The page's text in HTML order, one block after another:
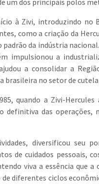
dos principais polos
à Zivi, introduzindo no
como a criação da
da indústria
impulsionou a
a consolidar a
brasileira no setor de
quando a Zivi-
definitiva das operações,
diversificou seu
de cuidados pessoais,
viva a essência que
diferentes ciclos